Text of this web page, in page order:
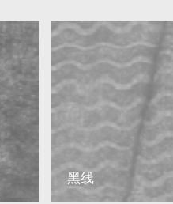
黑线